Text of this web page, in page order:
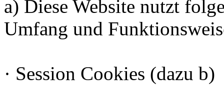
a) Diese Website nutzt
Umfang und
· Session Cookies (dazu b)